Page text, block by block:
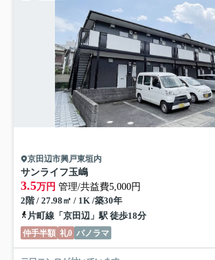
京田辺市興戸東垣内
サンライフ玉嶋
3.5万円 管理/共益費5,000円
2階 / 27.98㎡ / 1K /築30年
片町線「京田辺」駅 徒歩18分
仲手半額 礼0 パノラマ